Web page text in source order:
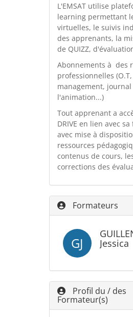
L'EMSAT utilise
learning permettant
virtuelles, le suivis
des apprenants, la
de QUIZZ,
Abonnements à des
professionnelles (O.T,
management, journal
l'animation...)
Tout apprenant a
DRIVE en lien avec
avec mise à
ressources
contenus de cours,
corrections des
Formateurs
GJ Jessica
Profil du / des
Formateur(s)